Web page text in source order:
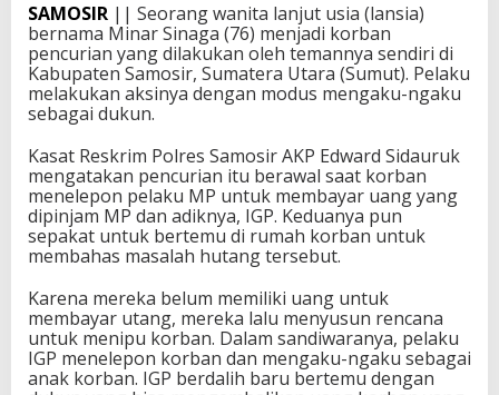
SAMOSIR || Seorang wanita lanjut usia (lansia)
bernama Minar Sinaga (76) menjadi korban
pencurian yang dilakukan oleh temannya sendiri di
Kabupaten Samosir, Sumatera Utara (Sumut). Pelaku
melakukan aksinya dengan modus mengaku-ngaku
sebagai dukun.
Kasat Reskrim Polres Samosir AKP Edward Sidauruk
mengatakan pencurian itu berawal saat korban
menelepon pelaku MP untuk membayar uang yang
dipinjam MP dan adiknya, IGP. Keduanya pun
sepakat untuk bertemu di rumah korban untuk
membahas masalah hutang tersebut.
Karena mereka belum memiliki uang untuk
membayar utang, mereka lalu menyusun rencana
untuk menipu korban. Dalam sandiwaranya, pelaku
IGP menelepon korban dan mengaku-ngaku sebagai
anak korban. IGP berdalih baru bertemu dengan